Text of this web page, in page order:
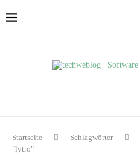
Startseite Schlagwörter
"lytro"